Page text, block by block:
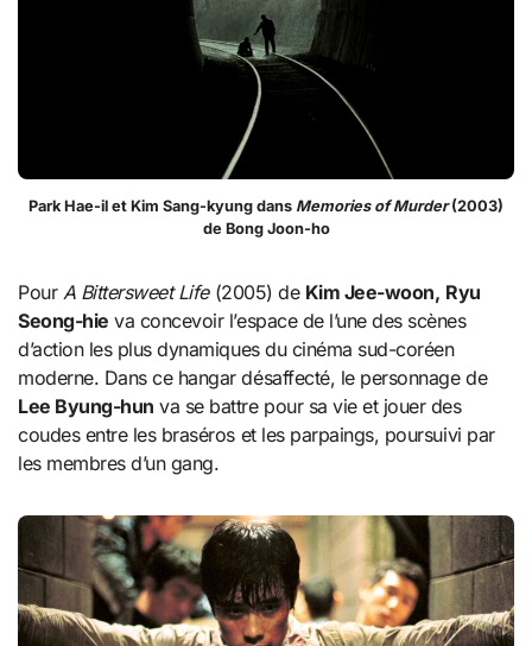
Park Hae-il et Kim Sang-kyung dans Memories of Murder(2003)
de Bong Joon-ho
Pour A Bittersweet Life(2005) de Kim Jee-woon, Ryu
Seong-hie va concevoir l’espace de l’une des scènes
d’action les plus dynamiques du cinéma sud-coréen
moderne. Dans ce hangar désaffecté, le personnage de
Lee Byung-hun va se battre pour sa vie et jouer des
coudes entre les braséros et les parpaings, poursuivi par
les membres d’un gang.